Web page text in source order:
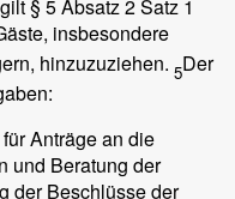
§ 5 Absatz 2 Satz 1
insbesondere
hinzuzuziehen. 5Der
Anträge an die
und Beratung der
der Beschlüsse der